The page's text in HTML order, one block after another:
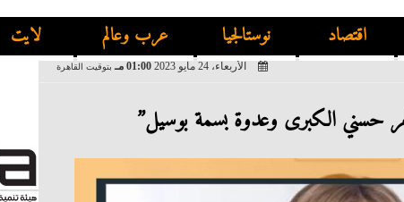
اقتصاد نوستالجيا عرب وعالم لايت
الأربعاء، 24 مايو 2023 01:00 مـ بتوقيت القاهرة
حسني الكبرى وعدوة بسمة بوسيل”